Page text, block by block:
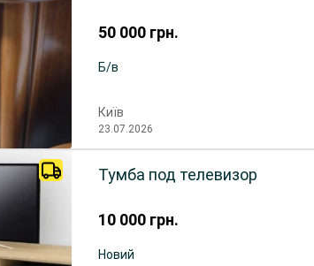
50 000 грн.
Б/в
Київ
23.07.2026
10 000 грн.
Тумба под телевизор
Новий